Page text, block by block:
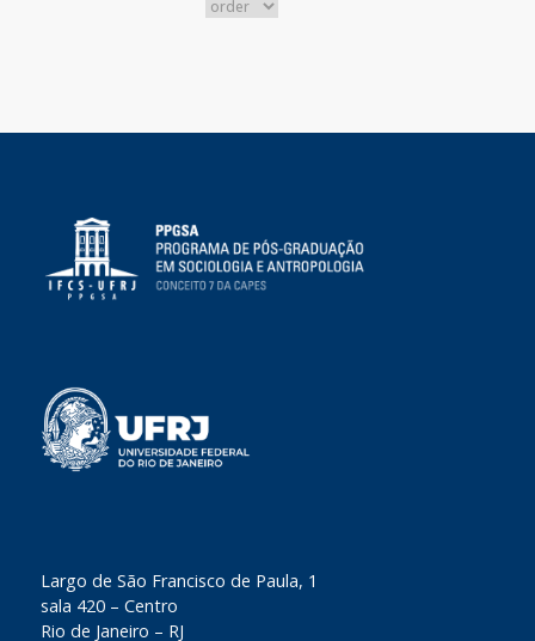
​Largo de São Francisco de Paula, 1
sala 420 – Centro
Rio de Janeiro – RJ